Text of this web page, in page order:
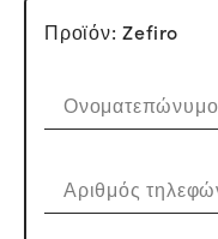
Προϊόν: Zefiro